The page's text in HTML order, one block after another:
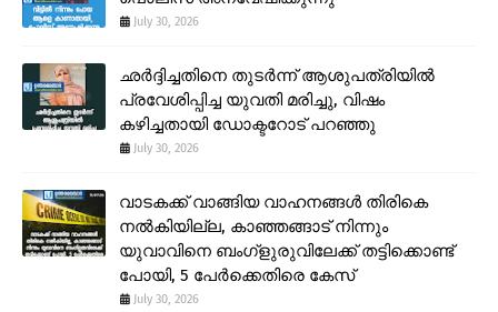
July 30, 2026
ഛർദ്ദിച്ചതിനെ തുടർന്ന് ആശുപത്രിയിൽ
പ്രവേശിപ്പിച്ച യുവതി മരിച്ചു, വിഷം
കഴിച്ചതായി ഡോക്ടറോട് പറഞ്ഞു
July 30, 2026
വാടകക്ക് വാങ്ങിയ വാഹനങ്ങൾ തിരികെ
നൽകിയില്ല, കാഞ്ഞങ്ങാട് നിന്നും
യുവാവിനെ ബംഗ്ളുരുവിലേക്ക് തട്ടിക്കൊണ്ട്
പോയി, 5 പേർക്കെതിരെ കേസ്
July 30, 2026